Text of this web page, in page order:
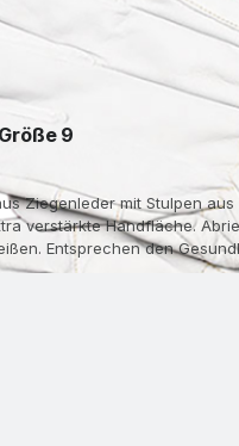
9
Ziegenleder mit Stulpen aus
verstärkte Handfläche.
Entsprechen den